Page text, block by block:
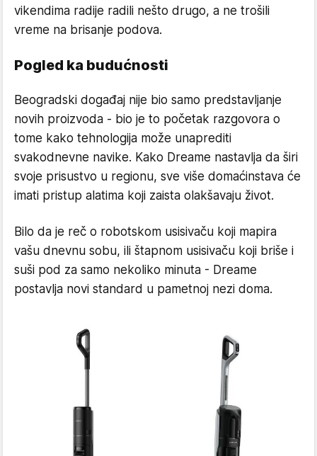
vikendima radije radili nešto drugo, a ne trošili
vreme na brisanje podova.
Pogled ka budućnosti
Beogradski događaj nije bio samo predstavljanje
novih proizvoda - bio je to početak razgovora o
tome kako tehnologija može unaprediti
svakodnevne navike. Kako Dreame nastavlja da širi
svoje prisustvo u regionu, sve više domaćinstava će
imati pristup alatima koji zaista olakšavaju život.
Bilo da je reč o robotskom usisivaču koji mapira
vašu dnevnu sobu, ili štapnom usisivaču koji briše i
suši pod za samo nekoliko minuta - Dreame
postavlja novi standard u pametnoj nezi doma.